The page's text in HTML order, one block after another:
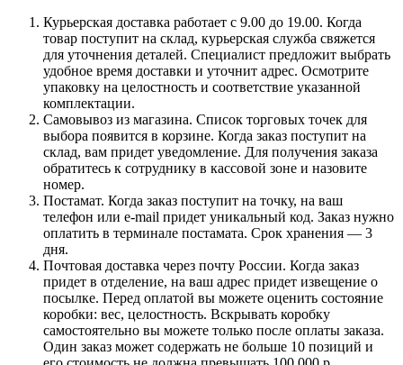
Курьерская доставка работает с 9.00 до 19.00. Когда
товар поступит на склад, курьерская служба свяжется
для уточнения деталей. Специалист предложит выбрать
удобное время доставки и уточнит адрес. Осмотрите
упаковку на целостность и соответствие указанной
комплектации.
Самовывоз из магазина. Список торговых точек для
выбора появится в корзине. Когда заказ поступит на
склад, вам придет уведомление. Для получения заказа
обратитесь к сотруднику в кассовой зоне и назовите
номер.
Постамат. Когда заказ поступит на точку, на ваш
телефон или e-mail придет уникальный код. Заказ нужно
оплатить в терминале постамата. Срок хранения — 3
дня.
Почтовая доставка через почту России. Когда заказ
придет в отделение, на ваш адрес придет извещение о
посылке. Перед оплатой вы можете оценить состояние
коробки: вес, целостность. Вскрывать коробку
самостоятельно вы можете только после оплаты заказа.
Один заказ может содержать не больше 10 позиций и